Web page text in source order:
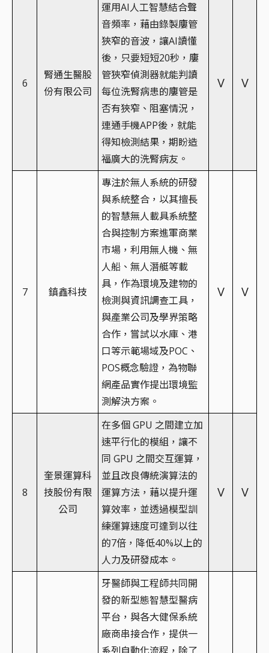
6
腎通生醫股
份有限公司
運用AI人工智慧結合聲
音頻率，藉由錄製廔管
狹窄的音波，讓AI讀懂
後，只要短短20秒，廔
管狹窄偵測器就能判讀
每位洗腎病患的廔管是
否有狹窄、阻塞情況，
連通手機APP後，就能
得知檢測結果，期盼造
福廣大的洗腎病友。
V V
7 鎮鑫科技
專注於無人系統的研發
與系統整合，以其擅長
的智慧無人載具系統整
合與控制方案進軍商業
市場，利用無人機、無
人船、無人潛艇等載
具，作為環境及建物的
檢測與資訊調查工具，
與產業公司及學界策略
合作，嘗試以水庫、港
口等示範場域及POC、
POS概念驗證，為物聯
網產品實作提出環境監
測解決方案。
V V
8
奎景運算科
技股份有限
公司
在多個 GPU 之間建立加
速平行化的模組，讓不
同 GPU 之間交互運算，
並且改良傳統演算法的
運算方法，藉以提升運
算效率，並透過模型訓
練運算速度可達到以往
的7倍，降低40%以上的
人力及研發成本。
V V
牙醫師與工程師共同開
發的新型態智慧型醫病
平台，與各大健保系統
廠商串接合作，提供一